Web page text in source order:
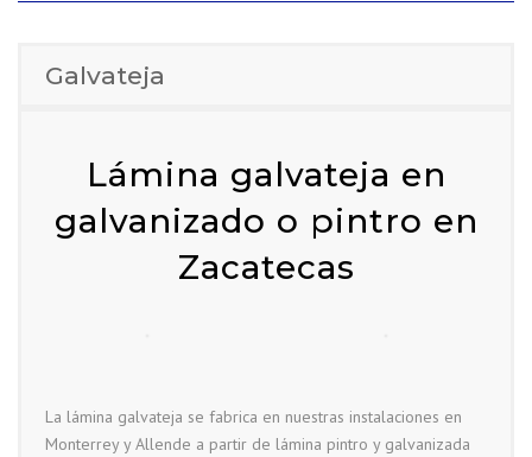
Galvateja
Lámina galvateja en
galvanizado o pintro en
Zacatecas
La lámina galvateja se fabrica en nuestras instalaciones en
Monterrey y Allende a partir de lámina pintro y galvanizada